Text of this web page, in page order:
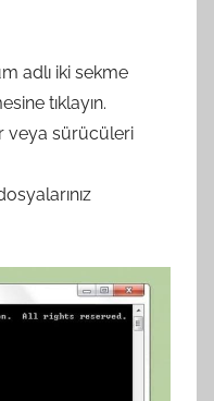
adlı iki sekme
tıklayın.
veya sürücüleri